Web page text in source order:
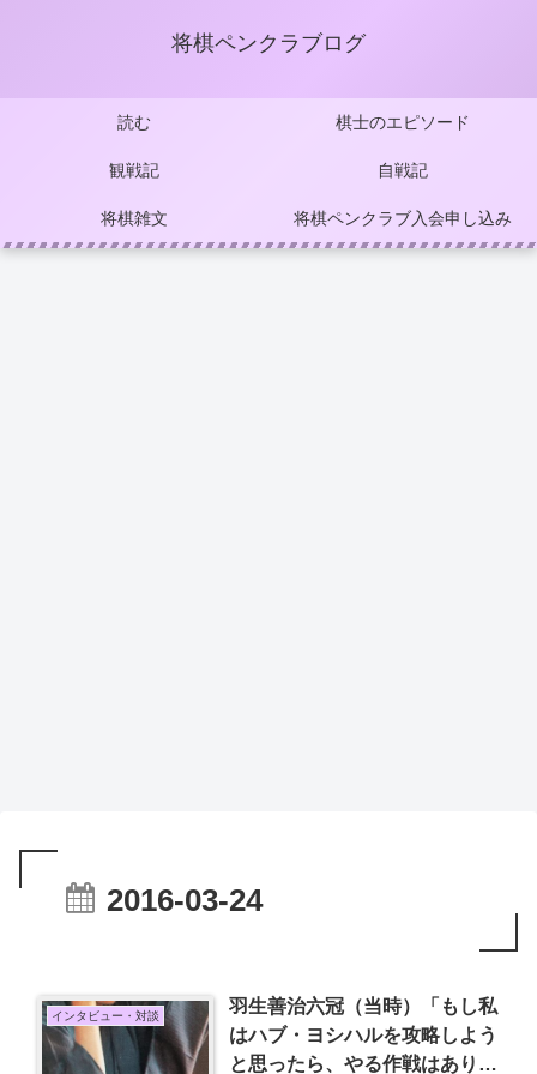
将棋ペンクラブログ
読む 棋士のエピソード
観戦記 自戦記
将棋雑文 将棋ペンクラブ入会申し込み
2016-03-24
インタビュー・対談
羽生善治六冠（当時）「もし私
はハブ・ヨシハルを攻略しよう
と思ったら、やる作戦はありま